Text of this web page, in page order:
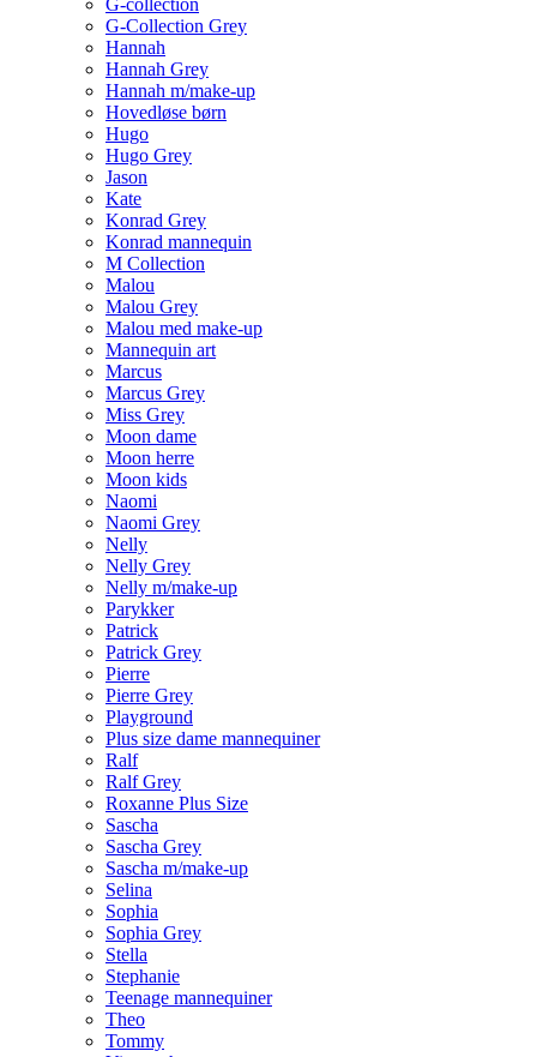
G-Collection Grey
Hannah
Hannah Grey
Hannah m/make-up
Hovedløse børn
Hugo
Hugo Grey
Jason
Kate
Konrad Grey
Konrad mannequin
M Collection
Malou
Malou Grey
Malou med make-up
Mannequin art
Marcus
Marcus Grey
Miss Grey
Moon dame
Moon herre
Moon kids
Naomi
Naomi Grey
Nelly
Nelly Grey
Nelly m/make-up
Parykker
Patrick
Patrick Grey
Pierre
Pierre Grey
Playground
Plus size dame mannequiner
Ralf
Ralf Grey
Roxanne Plus Size
Sascha
Sascha Grey
Sascha m/make-up
Selina
Sophia
Sophia Grey
Stella
Stephanie
Teenage mannequiner
Theo
Tommy